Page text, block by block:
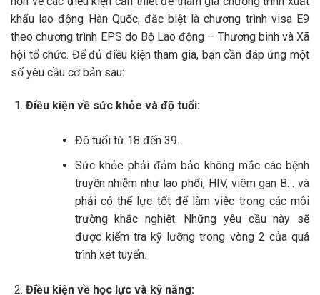
khẩu lao động Hàn Quốc, đặc biệt là chương trình visa E9
theo chương trình EPS do Bộ Lao động – Thương binh và Xã
hội tổ chức. Để đủ điều kiện tham gia, bạn cần đáp ứng một
số yêu cầu cơ bản sau:
Điều kiện về sức khỏe và độ tuổi:
Độ tuổi từ 18 đến 39.
Sức khỏe phải đảm bảo không mắc các bệnh
truyền nhiễm như lao phổi, HIV, viêm gan B… và
phải có thể lực tốt để làm việc trong các môi
trường khắc nghiệt. Những yêu cầu này sẽ
được kiểm tra kỹ lưỡng trong vòng 2 của quá
trình xét tuyển.
Điều kiện về học lực và kỹ năng: